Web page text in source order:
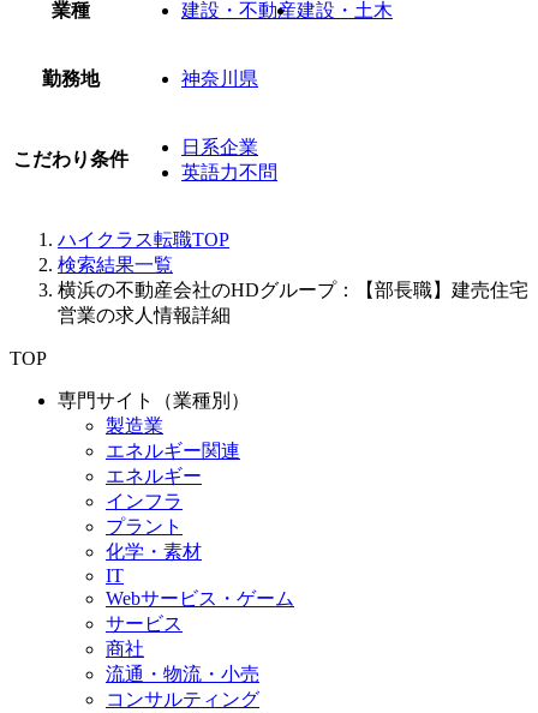
業種 建設・不動産建設・土木
勤務地 神奈川県
こだわり条件
日系企業
英語力不問
ハイクラス転職TOP
検索結果一覧
横浜の不動産会社のHDグループ：【部長職】建売住宅
営業の求人情報詳細
TOP
専門サイト（業種別）
製造業
エネルギー関連
エネルギー
インフラ
プラント
化学・素材
IT
Webサービス・ゲーム
サービス
商社
流通・物流・小売
コンサルティング